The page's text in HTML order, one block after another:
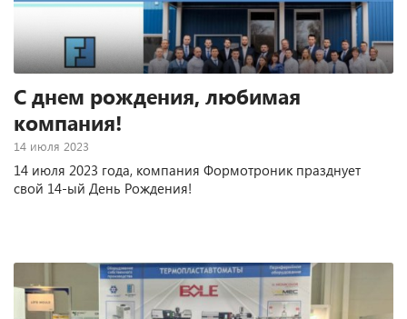
С днем рождения, любимая
компания!
14 июля 2023
14 июля 2023 года, компания Формотроник празднует
свой 14-ый День Рождения!